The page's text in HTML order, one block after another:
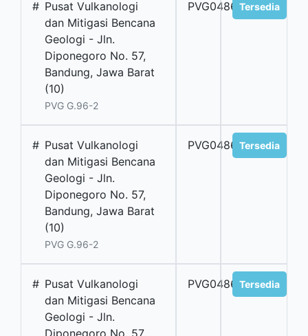
# Pusat Vulkanologi
dan Mitigasi Bencana
Geologi - Jln.
Diponegoro No. 57,
Bandung, Jawa Barat
(10)
PVG G.96-2
PVG04861Tersedia
# Pusat Vulkanologi
dan Mitigasi Bencana
Geologi - Jln.
Diponegoro No. 57,
Bandung, Jawa Barat
(10)
PVG G.96-2
PVG04862Tersedia
# Pusat Vulkanologi
dan Mitigasi Bencana
Geologi - Jln.
Diponegoro No. 57,
PVG04863Tersedia